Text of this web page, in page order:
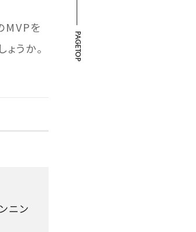
MVPを
うか。
ニン
PAGETOP